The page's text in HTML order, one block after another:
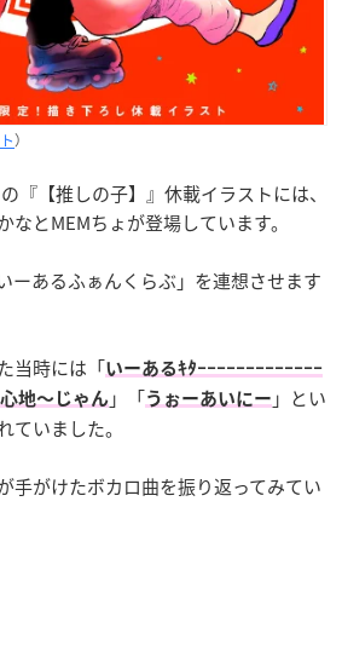
）
『【推しの子】』休載イラストには、
なとMEMちょが登場しています。
ーあるふぁんくらぶ」を連想させます
当時には「いーあるｷﾀｰｰｰｰｰｰｰｰｰｰｰｰｰ
地〜じゃん 」「うぉーあいにー 」とい
ていました。
手がけたボカロ曲を振り返ってみてい